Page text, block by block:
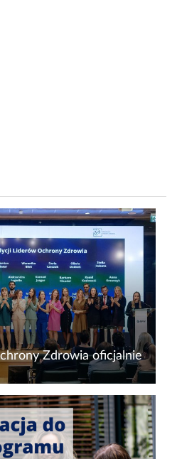
Zdrowia oficjalnie
Notowań na Giełdzie
w Warszawie odbył
Liderzy Ochrony
od 9 lat jest